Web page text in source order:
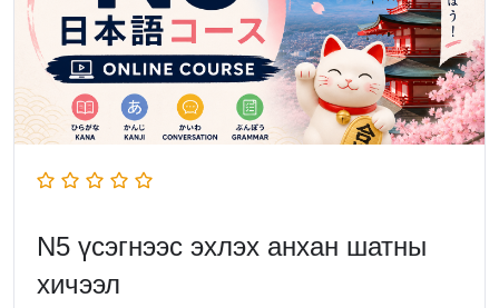
N5 үсэгнээс эхлэх анхан шатны
хичээл